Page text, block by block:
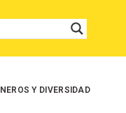
Y DIVERSIDAD